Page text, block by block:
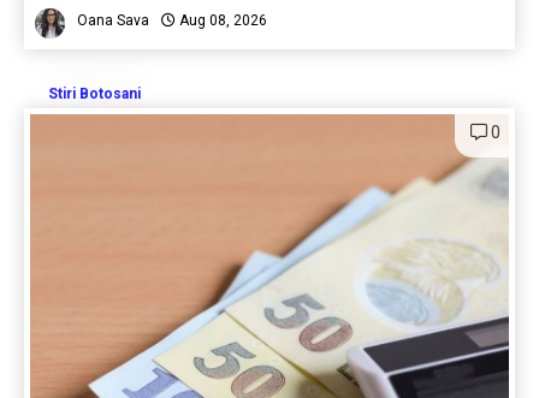
Oana Sava Aug 08, 2026
Stiri Botosani
0